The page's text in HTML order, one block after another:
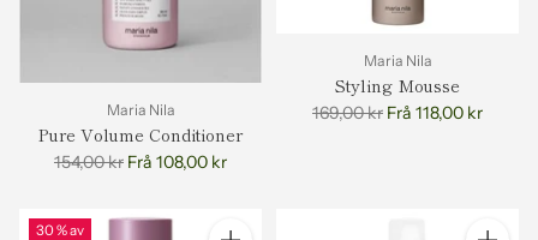
Maria Nila
Pure Volume Conditioner
Vanleg
154,00 kr Frå 108,00 kr
Maria Nila
Styling Mousse
Vanleg
169,00 kr Frå 118,00 kr
30 % av